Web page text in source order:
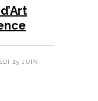
25 JUIN